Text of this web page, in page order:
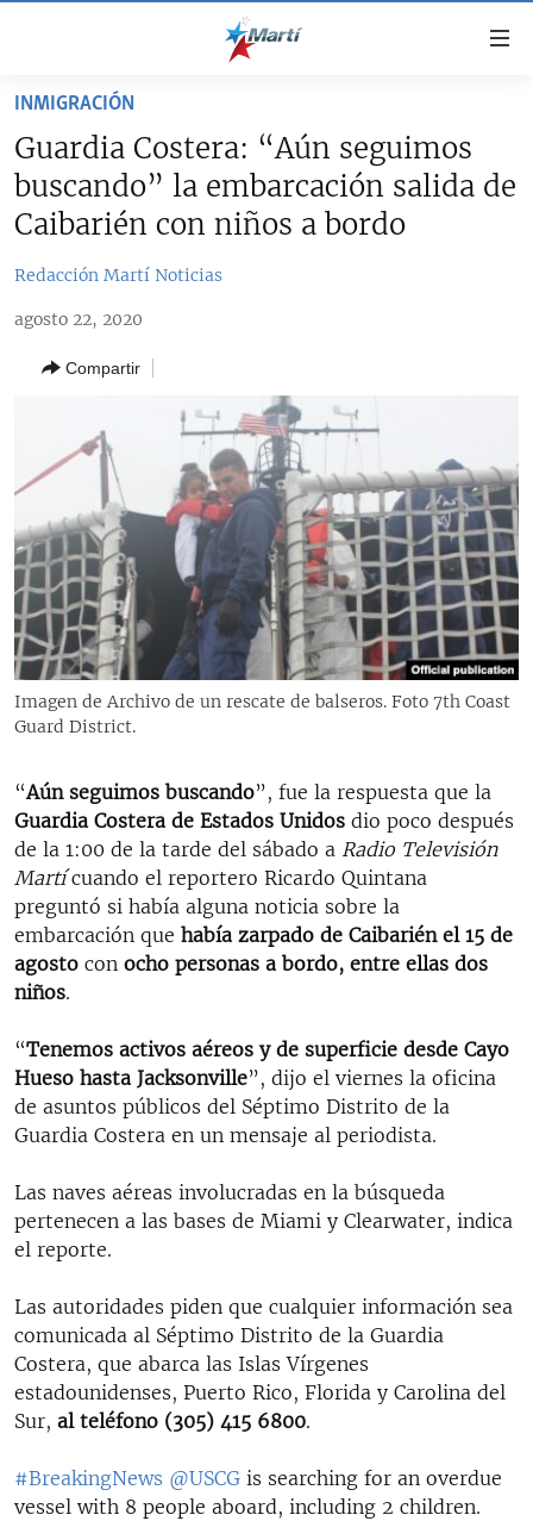
accesibilidad
contenido
principal
navegación
principal
búsqueda
CUBA
SOBRE CUBA
ESTADOS UNIDOS
DEPORTES
ARTE Y ENTRETENIMIENTO
OPINIÓN GRÁFICA
AUDIOVISUALES MARTÍ
RADIO MARTÍ
ESPECIALES
ESPECIALES
LA REALIDAD DE LA VIVIENDA EN CUBA
SER VIEJO EN CUBA
LOS SANTOS DE HIALEAH
DESINFORMACIÓN RUSA EN AMÉRICA LATINA
LA INVASIÓN DE RUSIA A UCRANIA
MULTIMEDIA
EDITORIALES
INMIGRACIÓN
Guardia Costera: “Aún seguimos
buscando” la embarcación salida de
Caibarién con niños a bordo
Redacción Martí Noticias
agosto 22, 2020
Compartir
Imagen de Archivo de un rescate de balseros. Foto 7th Coast
Guard District.
“Aún seguimos buscando”, fue la respuesta que la
Guardia Costera de Estados Unidos dio poco después
de la 1:00 de la tarde del sábado a Radio Televisión
Martícuando el reportero Ricardo Quintana
preguntó si había alguna noticia sobre la
embarcación que había zarpado​ de Caibarién el 15 de
agosto con ocho personas a bordo, entre ellas dos
niños.
“Tenemos activos aéreos y de superficie desde Cayo
Hueso hasta Jacksonville”, dijo el viernes la oficina
de asuntos públicos del Séptimo Distrito de la
Guardia Costera en un mensaje al periodista.
Las naves aéreas involucradas en la búsqueda
pertenecen a las bases de Miami y Clearwater, indica
el reporte.
Las autoridades piden que cualquier información sea
comunicada al Séptimo Distrito de la Guardia
Costera, que abarca las Islas Vírgenes
estadounidenses, Puerto Rico, Florida y Carolina del
Sur, al teléfono (305) 415 6800.​
#BreakingNews @USCG is searching for an overdue
vessel with 8 people aboard, including 2 children.